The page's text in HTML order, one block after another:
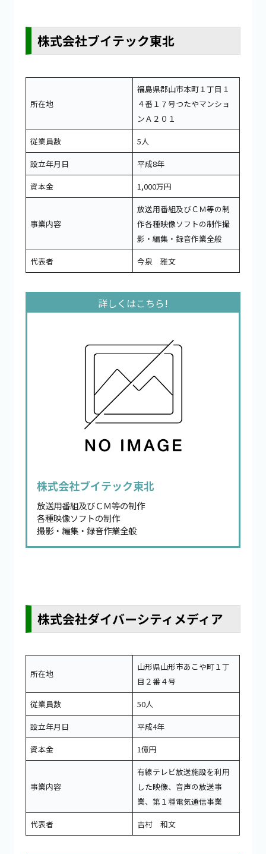
株式会社ブイテック東北
所在地
福島県郡山市本町１丁目１
４番１７号つたやマンショ
ンＡ２０１
従業員数
5人
設立年月日
平成8年
資本金
1,000万円
事業内容
放送用番組及びＣＭ等の制
作各種映像ソフトの制作撮
影・編集・録音作業全般
代表者
今泉 雅文
株式会社ブイテック東北
放送用番組及びＣＭ等の制作
各種映像ソフトの制作
撮影・編集・録音作業全般
株式会社ダイバーシティメディア
所在地
山形県山形市あこや町１丁
目２番４号
従業員数
50人
設立年月日
平成4年
資本金
1億円
事業内容
有線テレビ放送施設を利用
した映像、音声の放送事
業、第１種電気通信事業
代表者
吉村 和文